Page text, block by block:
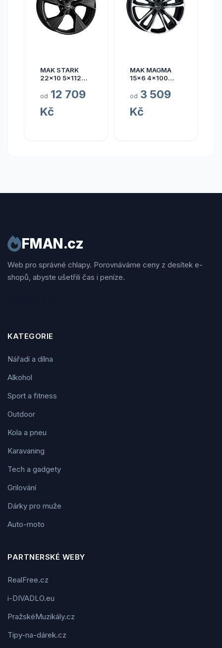
MAK STARK
22x10 5x112
od 12 709
Kč
MAK MAGMA
15x6 4x100
od 3 509
Kč
FMAN.cz
Web pro správné chlapy. Porovnáváme ceny z desítek e-
shopů, abyste ušetřili čas i peníze.
KATEGORIE
Nářadí a dílna
Alkohol
Sport a fitness
Outdoor
Kola a pneu
Karavaning
Tech a gadgety
Grilování
Dárky pro muže
Auto-moto
PARTNERSKÉ WEBY
RealFree.cz
i-DIVADLO.eu
PražskéMuzikály.cz
Tipy-na-dárek.cz